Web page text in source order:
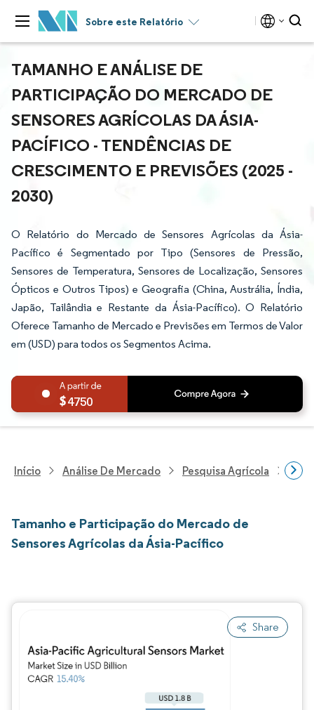
Sobre este Relatório
TAMANHO E ANÁLISE DE
PARTICIPAÇÃO DO MERCADO DE
SENSORES AGRÍCOLAS DA ÁSIA-
PACÍFICO - TENDÊNCIAS DE
CRESCIMENTO E PREVISÕES (2025 -
2030)
O Relatório do Mercado de Sensores Agrícolas da Ásia-
Pacífico é Segmentado por Tipo (Sensores de Pressão,
Sensores de Temperatura, Sensores de Localização, Sensores
Ópticos e Outros Tipos) e Geografia (China, Austrália, Índia,
Japão, Tailândia e Restante da Ásia-Pacífico). O Relatório
Oferece Tamanho de Mercado e Previsões em Termos de Valor
em (USD) para todos os Segmentos Acima.
4750
Início Análise De Mercado Pesquisa Agrícola
Tamanho e Participação do Mercado de
Sensores Agrícolas da Ásia-Pacífico
Share